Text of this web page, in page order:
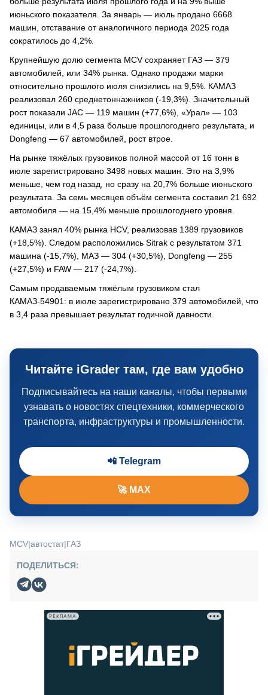
июньского показателя. За январь — июль продано 6668
машин, отставание от аналогичного периода 2025 года
сократилось до 4,2%.
Крупнейшую долю сегмента MCV сохраняет ГАЗ — 379
автомобилей, или 34% рынка. Однако продажи марки
относительно прошлого июля снизились на 9,5%. КАМАЗ
реализовал 260 среднетоннажников (-19,3%). Значительный
рост показали JAC — 119 машин (+77,6%), «Урал» — 103
единицы, или в 4,5 раза больше прошлогоднего результата, и
Dongfeng — 67 автомобилей, рост втрое.
На рынке тяжёлых грузовиков полной массой от 16 тонн в
июле зарегистрировано 3498 новых машин. Это на 3,9%
меньше, чем год назад, но сразу на 20,7% больше июньского
результата. За семь месяцев объём сегмента составил 21 692
автомобиля — на 15,4% меньше прошлогоднего уровня.
КАМАЗ занял 40% рынка HCV, реализовав 1389 грузовиков
(+18,5%). Следом расположились Sitrak с результатом 371
машина (-15,7%), МАЗ — 304 (+30,5%), Dongfeng — 255
(+27,5%) и FAW — 217 (-24,7%).
Самым продаваемым тяжёлым грузовиком стал
КАМАЗ-54901: в июле зарегистрировано 379 автомобилей, что
в 3,4 раза превышает результат годичной давности.
Читайте iGrader там, где вам удобно
Подписывайтесь на наши каналы, чтобы первыми
узнавать о новостях спецтехники, коммерческого
транспорта, инфраструктуры и промышленности.
📲 Telegram
🚀 MAX
MCV|автостат|ГАЗ
ПОДЕЛИТЬСЯ:
РЕКЛАМА